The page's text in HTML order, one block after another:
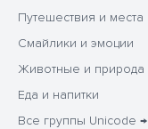
Путешествия и места
Смайлики и эмоции
Животные и природа
Еда и напитки
Все группы Unicode →